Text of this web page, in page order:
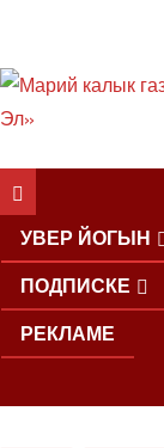
УВЕР ЙОГЫН
ПОДПИСКЕ
РЕКЛАМЕ